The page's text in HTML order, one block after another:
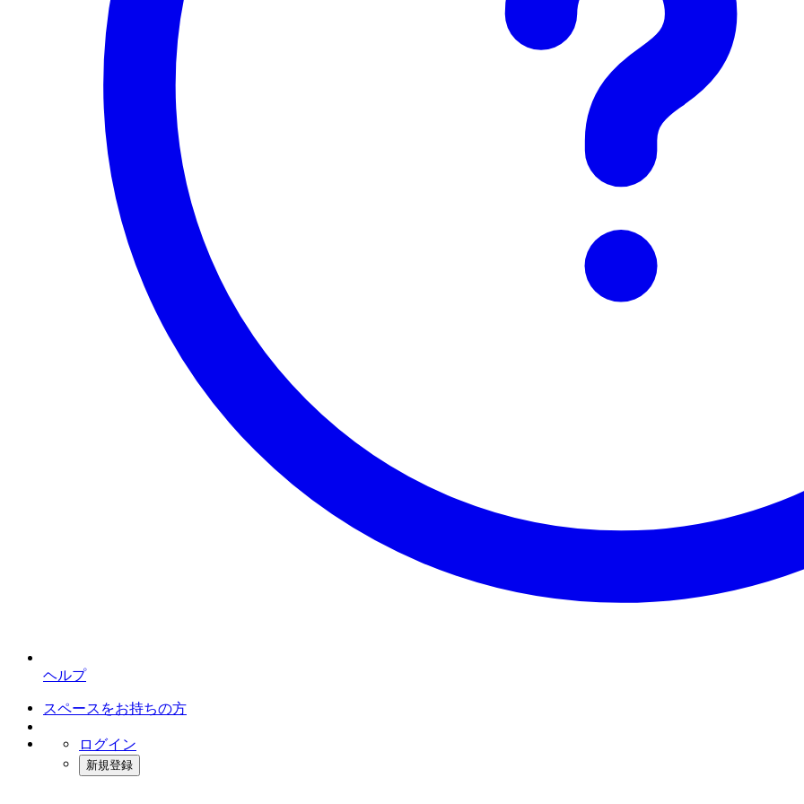
ヘルプ
スペースをお持ちの方
ログイン
新規登録